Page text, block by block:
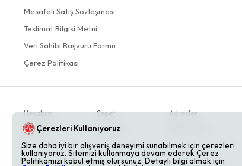
Mesafeli Satış Sözleşmesi
Teslimat Bilgisi Metni
Veri Sahibi Başvuru Formu
Çerez Politikası
Hesabım
Siparişler
Sepet
Favoriler
Adresler
Çerezleri Kullanıyoruz
Size daha iyi bir alışveriş deneyimi sunabilmek için çerezleri
kullanıyoruz. Sitemizi kullanmaya devam ederek Çerez
Politikamızı kabul etmiş olursunuz. Detaylı bilgi almak için